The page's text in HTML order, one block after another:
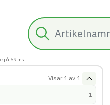
Sök
på 59 ms.
Visar 1 av 1
(1